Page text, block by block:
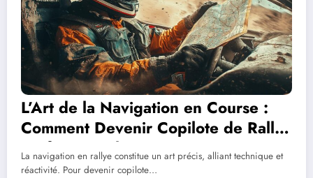
L’Art de la Navigation en Course :
Comment Devenir Copilote de Rallye
Professionnel
La navigation en rallye constitue un art précis, alliant technique et
réactivité. Pour devenir copilote…